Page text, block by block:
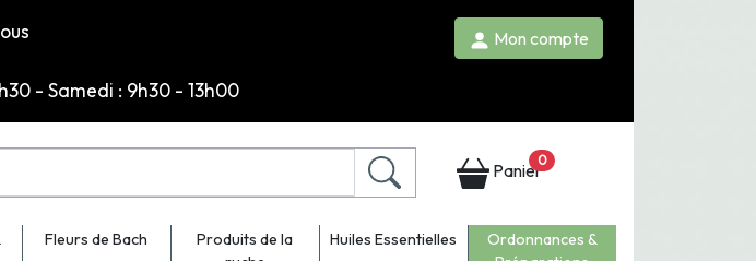
Mon compte
- Samedi : 9h30 - 13h00
Panier0
Fleurs de Bach
Produits de la
Huiles Essentielles
Ordonnances &